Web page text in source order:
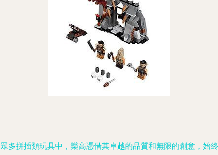
多拼插類玩具中，樂高憑借其卓越的品質和無限的創意，始終